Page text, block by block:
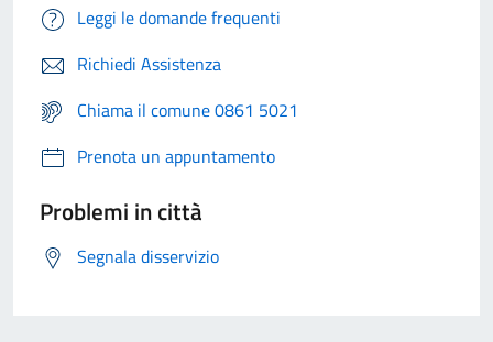
Leggi le domande frequenti
Richiedi Assistenza
Chiama il comune 0861 5021
Prenota un appuntamento
Problemi in città
Segnala disservizio